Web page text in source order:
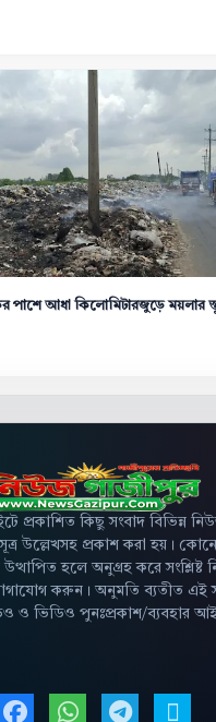
পাশে আধা কিলোমিটারজুড়ে ময়লার
প্রকাশিত কিছু সংবাদ বিভিন্ন
উল্লেখসহ প্রকাশ করা হয়।
হলে অনুগ্রহ করে সংশ্লিষ্ট
করুন। অনুমতি ব্যতীত এই
ও ভিডিও পুনঃপ্রকাশ/ব্যবহার
Facebook এ
WhatsApp এ